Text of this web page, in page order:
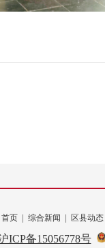
首页 综合新闻 区县动态
转载文章
ICP备15056778号